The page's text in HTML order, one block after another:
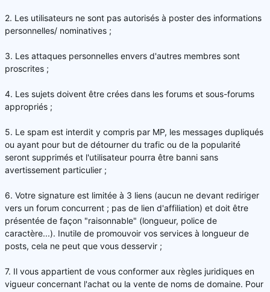
2. Les utilisateurs ne sont pas autorisés à poster des informations
personnelles/ nominatives ;
3. Les attaques personnelles envers d'autres membres sont
proscrites ;
4. Les sujets doivent être crées dans les forums et sous-forums
appropriés ;
5. Le spam est interdit y compris par MP, les messages dupliqués
ou ayant pour but de détourner du trafic ou de la popularité
seront supprimés et l'utilisateur pourra être banni sans
avertissement particulier ;
6. Votre signature est limitée à 3 liens (aucun ne devant rediriger
vers un forum concurrent ; pas de lien d'affiliation) et doit être
présentée de façon "raisonnable" (longueur, police de
caractère...). Inutile de promouvoir vos services à longueur de
posts, cela ne peut que vous desservir ;
7. Il vous appartient de vous conformer aux règles juridiques en
vigueur concernant l'achat ou la vente de noms de domaine. Pour